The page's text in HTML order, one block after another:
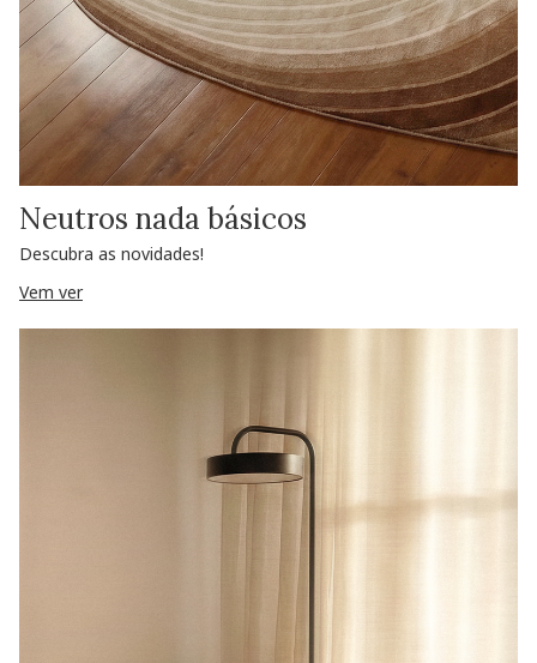
Neutros nada básicos
Descubra as novidades!
Vem ver